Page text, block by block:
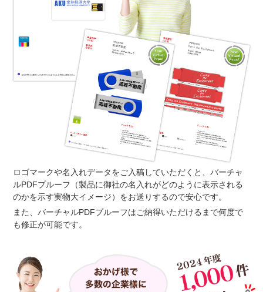
ロゴマークや名入れデータをご入稿していただくと、バーチャ
ルPDFプルーフ（製品に御社の名入れがどのように表示される
のかを示す実物大イメージ）をお送りするので安心です。
また、バーチャルPDFプルーフはご納得いただけるまで何度で
も修正が可能です。